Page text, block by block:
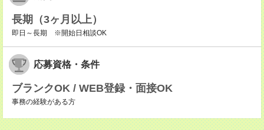
長期（3ヶ月以上）
即日～長期 ※開始日相談OK
応募資格・条件
ブランクOK / WEB登録・面接OK
事務の経験がある方